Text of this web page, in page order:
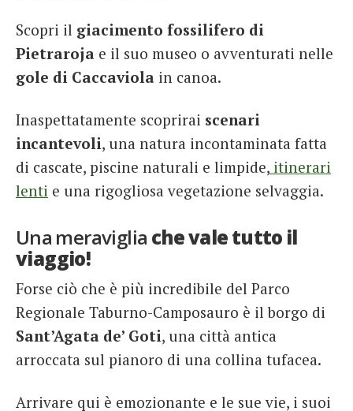
Scopri il giacimento fossilifero di
Pietraroja e il suo museo o avventurati nelle
gole di Caccaviola in canoa.
Inaspettatamente scoprirai scenari
incantevoli, una natura incontaminata fatta
di cascate, piscine naturali e limpide, itinerari
lenti e una rigogliosa vegetazione selvaggia.
Una meraviglia che vale tutto il
viaggio!
Forse ciò che è più incredibile del Parco
Regionale Taburno-Camposauro è il borgo di
Sant’Agata de’ Goti, una città antica
arroccata sul pianoro di una collina tufacea.
Arrivare qui è emozionante e le sue vie, i suoi